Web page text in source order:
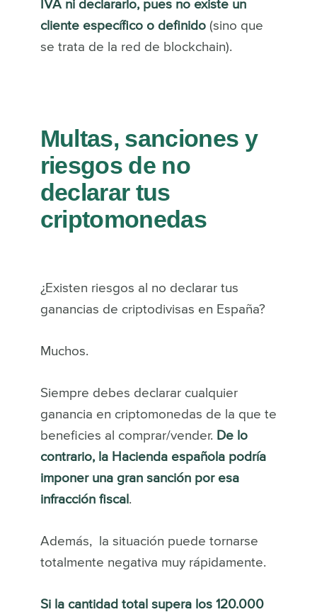
IVA ni declararlo, pues no existe un
cliente específico o definido (sino que
se trata de la red de blockchain).
Multas, sanciones y
riesgos de no
declarar tus
criptomonedas
¿Existen riesgos al no declarar tus
ganancias de criptodivisas en España?
Muchos.
Siempre debes declarar cualquier
ganancia en criptomonedas de la que te
beneficies al comprar/vender. De lo
contrario, la Hacienda española podría
imponer una gran sanción por esa
infracción fiscal .
Además, la situación puede tornarse
totalmente negativa muy rápidamente.
Si la cantidad total supera los 120.000